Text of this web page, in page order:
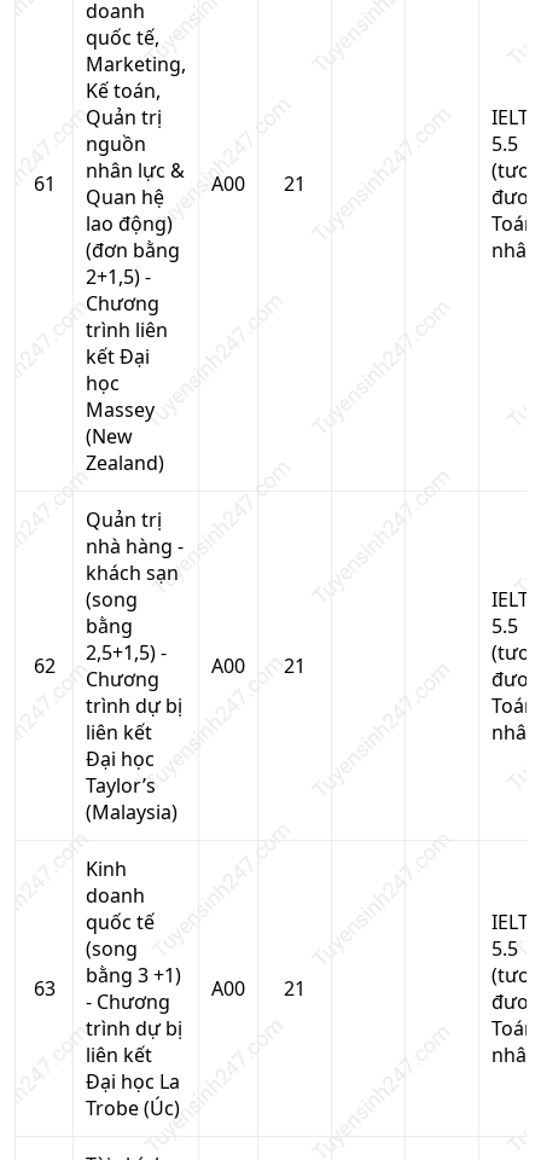
61
doanh
quốc tế,
Marketing,
Kế toán,
Quản trị
nguồn
nhân lực &
Quan hệ
lao động)
(đơn bằng
2+1,5) -
Chương
trình liên
kết Đại
học
Massey
(New
Zealand)
A00 21
5.5
Toán
62
Quản trị
nhà hàng -
khách sạn
(song
bằng
2,5+1,5) -
Chương
trình dự bị
liên kết
Đại học
Taylor’s
(Malaysia)
A00 21
5.5
Toán
63
Kinh
doanh
quốc tế
(song
bằng 3 +1)
- Chương
trình dự bị
liên kết
Đại học La
Trobe (Úc)
A00 21
5.5
Toán